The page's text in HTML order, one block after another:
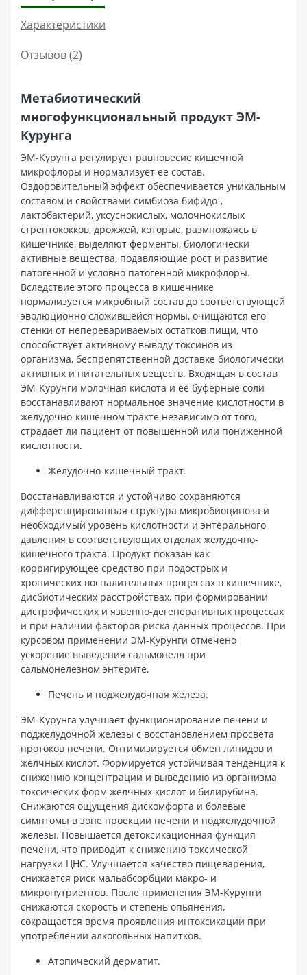
Характеристики
Отзывов (2)
Метабиотический
многофункциональный продукт ЭМ-
Курунга
ЭМ-Курунга регулирует равновесие кишечной
микрофлоры и нормализует ее состав.
Оздоровительный эффект обеспечивается уникальным
составом и свойствами симбиоза бифидо-,
лактобактерий, уксуснокислых, молочнокислых
стрептококков, дрожжей, которые, размножаясь в
кишечнике, выделяют ферменты, биологически
активные вещества, подавляющие рост и развитие
патогенной и условно патогенной микрофлоры.
Вследствие этого процесса в кишечнике
нормализуется микробный состав до соответствующей
эволюционно сложившейся нормы, очищаются его
стенки от неперевариваемых остатков пищи, что
способствует активному выводу токсинов из
организма, беспрепятственной доставке биологически
активных и питательных веществ. Входящая в состав
ЭМ-Курунги молочная кислота и ее буферные соли
восстанавливают нормальное значение кислотности в
желудочно-кишечном тракте независимо от того,
страдает ли пациент от повышенной или пониженной
кислотности.
Желудочно-кишечный тракт.
Восстанавливаются и устойчиво сохраняются
дифференцированная структура микробиоциноза и
необходимый уровень кислотности и энтерального
давления в соответствующих отделах желудочно-
кишечного тракта. Продукт показан как
корригирующее средство при подострых и
хронических воспалительных процессах в кишечнике,
дисбиотических расстройствах, при формировании
дистрофических и язвенно-дегенеративных процессах
и при наличии факторов риска данных процессов. При
курсовом применении ЭМ-Курунги отмечено
ускорение выведения сальмонелл при
сальмонелёзном энтерите.
Печень и поджелудочная железа.
ЭМ-Курунга улучшает функционирование печени и
поджелудочной железы с восстановлением просвета
протоков печени. Оптимизируется обмен липидов и
желчных кислот. Формируется устойчивая тенденция к
снижению концентрации и выведению из организма
токсических форм желчных кислот и билирубина.
Снижаются ощущения дискомфорта и болевые
симптомы в зоне проекции печени и поджелудочной
железы. Повышается детоксикационная функция
печени, что приводит к снижению токсической
нагрузки ЦНС. Улучшается качество пищеварения,
снижается риск мальабсорбции макро- и
микронутриентов. После применения ЭМ-Курунги
снижаются скорость и степень опьянения,
сокращается время проявления интоксикации при
употреблении алкогольных напитков.
Атопический дерматит.